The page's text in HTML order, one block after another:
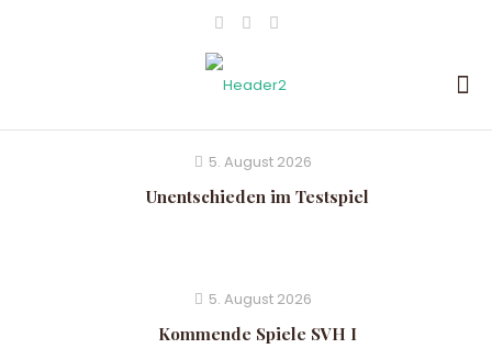
5. August 2026
Unentschieden im Testspiel
5. August 2026
Kommende Spiele SVH I